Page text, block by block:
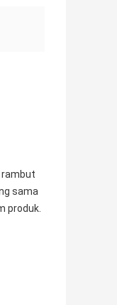
rambut
sama
produk.